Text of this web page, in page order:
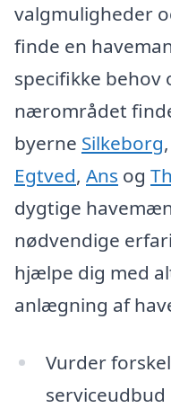
valgmuligheder
finde en
specifikke behov
nærområdet
byerne Silkeborg,
Egtved, Ans og
dygtige
nødvendige
hjælpe dig med
anlægning af
Vurder
serviceudbud